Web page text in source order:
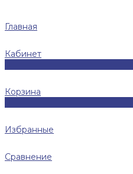
Главная
Кабинет
Корзина
Избранные
Сравнение